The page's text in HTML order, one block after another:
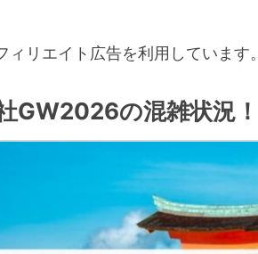
ィリエイト広告を利用しています
GW2026の混雑状況